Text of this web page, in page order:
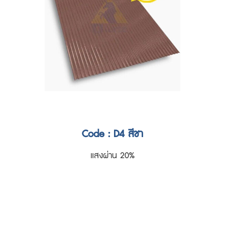
Code : D4 สีชา
แสงผ่าน 20%